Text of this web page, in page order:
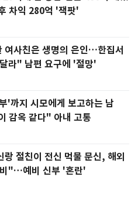
차익 280억 '잭팟'
여사친은 생명의 은인…한집서
라" 남편 요구에 '절망'
'까지 시모에게 보고하는 남
감옥 같다" 아내 고통
랑 절친이 전신 먹물 문신, 해외
"…예비 신부 '혼란'